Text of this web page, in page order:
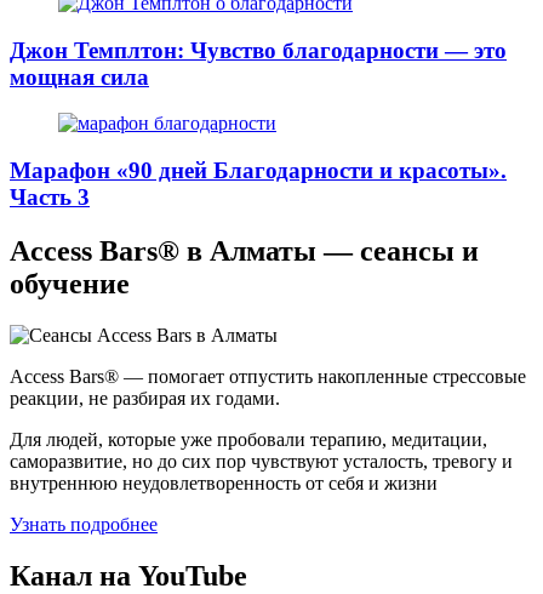
Джон Темплтон: Чувство благодарности — это
мощная сила
Марафон «90 дней Благодарности и красоты».
Часть 3
Access Bars® в Алматы — сеансы и
обучение
Access Bars® — помогает отпустить накопленные стрессовые
реакции, не разбирая их годами.
Для людей, которые уже пробовали терапию, медитации,
саморазвитие, но до сих пор чувствуют усталость, тревогу и
внутреннюю неудовлетворенность от себя и жизни
Узнать подробнее
Канал на YouTube